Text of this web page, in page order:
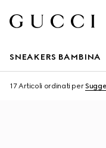
SNEAKERS BAMBINA
17 Articoli ordinati per